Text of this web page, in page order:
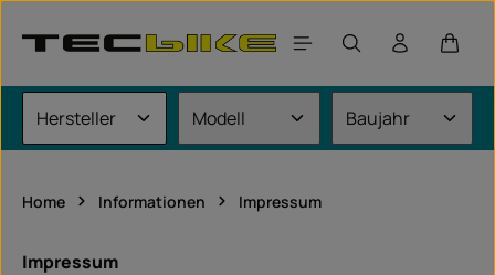
Home Informationen Impressum
Impressum